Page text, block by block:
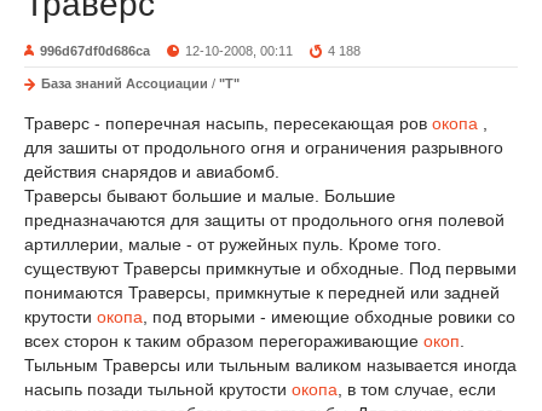
996d67df0d686ca 12-10-2008, 00:11 4 188
База знаний Ассоциации / "Т"
Траверс - поперечная насыпь, пересекающая ров окопа
для зашиты от продольного огня и ограничения разрывного
действия снарядов и авиабомб.
Траверсы бывают большие и малые. Большие
предназначаются для защиты от продольного огня полевой
артиллерии, малые - от ружейных пуль. Кроме того.
существуют Траверсы примкнутые и обходные. Под первыми
понимаются Траверсы, примкнутые к передней или задней
крутости окопа , под вторыми - имеющие обходные ровики со
всех сторон к таким образом перегораживающие окоп
Тыльным Траверсы или тыльным валиком называется иногда
насыпь позади тыльной крутости окопа , в том случае, если